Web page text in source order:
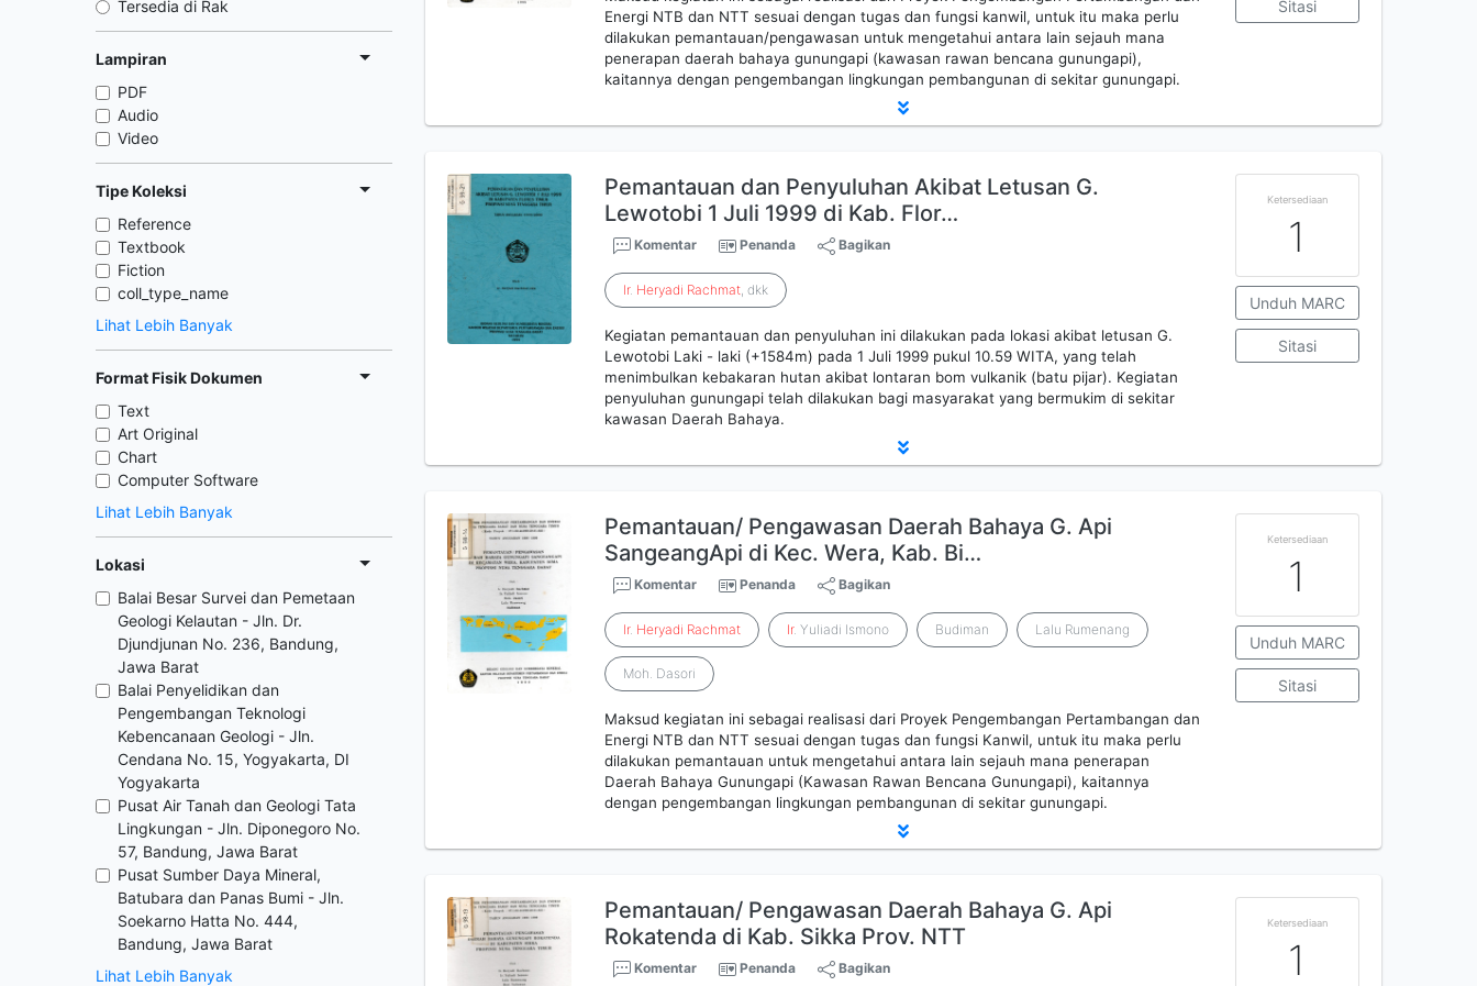
Tersedia di Rak
Lampiran
PDF
Audio
Video
Tipe Koleksi
Reference
Textbook
Fiction
coll_type_name
Lihat Lebih Banyak
Format Fisik Dokumen
Text
Art Original
Chart
Computer Software
Lihat Lebih Banyak
Lokasi
Balai Besar Survei dan Pemetaan
Geologi Kelautan - Jln. Dr.
Djundjunan No. 236, Bandung,
Jawa Barat
Balai Penyelidikan dan
Pengembangan Teknologi
Kebencanaan Geologi - Jln.
Cendana No. 15, Yogyakarta, DI
Yogyakarta
Pusat Air Tanah dan Geologi Tata
Lingkungan - Jln. Diponegoro No.
57, Bandung, Jawa Barat
Pusat Sumber Daya Mineral,
Batubara dan Panas Bumi - Jln.
Soekarno Hatta No. 444,
Bandung, Jawa Barat
Lihat Lebih Banyak
Energi NTB dan NTT sesuai dengan tugas dan fungsi kanwil, untuk itu maka perlu
dilakukan pemantauan/pengawasan untuk mengetahui antara lain sejauh mana
penerapan daerah bahaya gunungapi (kawasan rawan bencana gunungapi),
kaitannya dengan pengembangan lingkungan pembangunan di sekitar gunungapi.
Sitasi
Pemantauan dan Penyuluhan Akibat Letusan G.
Lewotobi 1 Juli 1999 di Kab. Flor…
Komentar Penanda Bagikan
Ir. Heryadi Rachmat, dkk
Kegiatan pemantauan dan penyuluhan ini dilakukan pada lokasi akibat letusan G.
Lewotobi Laki - laki (+1584m) pada 1 Juli 1999 pukul 10.59 WITA, yang telah
menimbulkan kebakaran hutan akibat lontaran bom vulkanik (batu pijar). Kegiatan
penyuluhan gunungapi telah dilakukan bagi masyarakat yang bermukim di sekitar
kawasan Daerah Bahaya.
Ketersediaan
1
Unduh MARC
Sitasi
Pemantauan/ Pengawasan Daerah Bahaya G. Api
SangeangApi di Kec. Wera, Kab. Bi…
Komentar Penanda Bagikan
Ir. Heryadi Rachmat Ir. Yuliadi Ismono Budiman Lalu Rumenang
Moh. Dasori
Maksud kegiatan ini sebagai realisasi dari Proyek Pengembangan Pertambangan dan
Energi NTB dan NTT sesuai dengan tugas dan fungsi Kanwil, untuk itu maka perlu
dilakukan pemantauan untuk mengetahui antara lain sejauh mana penerapan
Daerah Bahaya Gunungapi (Kawasan Rawan Bencana Gunungapi), kaitannya
dengan pengembangan lingkungan pembangunan di sekitar gunungapi.
Ketersediaan
1
Unduh MARC
Sitasi
Pemantauan/ Pengawasan Daerah Bahaya G. Api
Rokatenda di Kab. Sikka Prov. NTT
Komentar Penanda Bagikan
Ketersediaan
1